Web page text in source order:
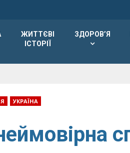
ЖИТТЄВІ
ІСТОРІЇ
ЗДОРОВ’Я
УКРАЇНА